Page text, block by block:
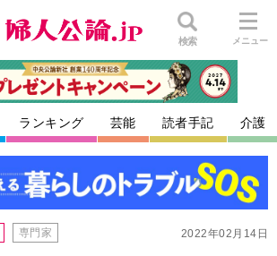
検索 メニュー
ランキング 芸能 読者手記 介護
2022年02月14日
専門家